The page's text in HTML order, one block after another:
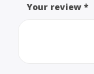
Your review *